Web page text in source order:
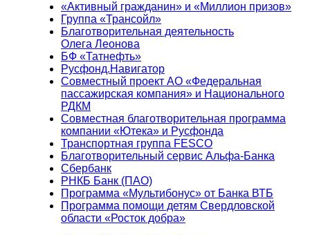
«Активный гражданин» и «Миллион призов»
Группа «Трансойл»
Благотворительная деятельность
Олега Леонова
БФ «Татнефть»
Русфонд.Навигатор
Совместный проект АО «Федеральная
пассажирская компания» и Национального
РДКМ
Совместная благотворительная программа
компании «Ютека» и Русфонда
Транспортная группа FESCO
Благотворительный сервис Альфа-Банка
Сбербанк
РНКБ Банк (ПАО)
Программа «Мультибонус» от Банка ВТБ
Программа помощи детям Свердловской
области «Росток добра»